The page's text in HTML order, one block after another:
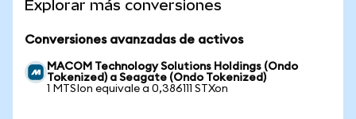
Explorar más conversiones
Conversiones avanzadas de activos
MACOM Technology Solutions Holdings (Ondo
Tokenized) a Seagate (Ondo Tokenized)
1 MTSIon equivale a 0,386111 STXon